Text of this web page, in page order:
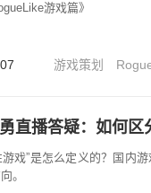
游戏篇》
游戏策划
直播答疑：如何区
游戏”是怎么定义的？国内
。